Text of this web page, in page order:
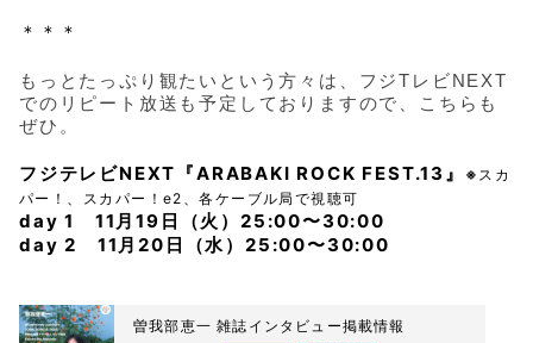
＊＊＊
もっとたっぷり観たいという方々は、フジTレビNEXT
でのリピート放送も予定しておりますので、こちらも
ぜひ。
フジテレビNEXT『ARABAKI ROCK FEST.13』 ※ スカ
パー！、スカパー！e2、各ケーブル局で視聴可
day 1 11月19日（火）25:00〜30:00
day 2 11月20日（水） 25:00〜30:00
曽我部恵一 雑誌インタビュー掲載情報